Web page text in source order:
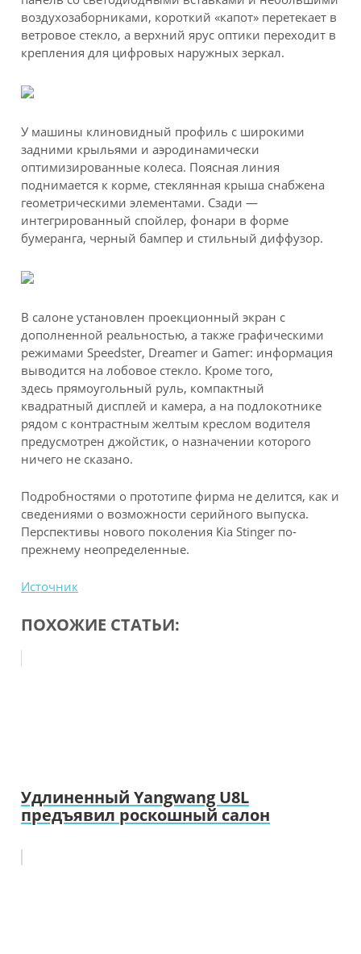
воздухозаборниками, короткий «капот» перетекает в
ветровое стекло, а верхний ярус оптики переходит в
крепления для цифровых наружных зеркал.
У машины клиновидный профиль с широкими
задними крыльями и аэродинамически
оптимизированные колеса. Поясная линия
поднимается к корме, стеклянная крыша снабжена
геометрическими элементами. Сзади —
интегрированный спойлер, фонари в форме
бумеранга, черный бампер и стильный диффузор.
В салоне установлен проекционный экран с
дополненной реальностью, а также графическими
режимами Speedster, Dreamer и Gamer: информация
выводится на лобовое стекло. Кроме того,
здесь прямоугольный руль, компактный
квадратный дисплей и камера, а на подлокотнике
рядом с контрастным желтым креслом водителя
предусмотрен джойстик, о назначении которого
ничего не сказано.
Подробностями о прототипе фирма не делится, как и
сведениями о возможности серийного выпуска.
Перспективы нового поколения Kia Stinger по-
прежнему неопределенные.
Источник
ПОХОЖИЕ СТАТЬИ:
Удлиненный Yangwang U8L
предъявил роскошный салон